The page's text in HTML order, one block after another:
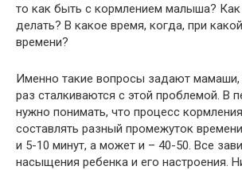
то как быть с кормлением малыша? Как
делать? В какое время, когда, при
времени?
Именно такие вопросы задают
раз сталкиваются с этой проблемой. В
нужно понимать, что процесс
составлять разный промежуток
и 5-10 минут, а может и – 40-50. Все
насыщения ребенка и его настроения.